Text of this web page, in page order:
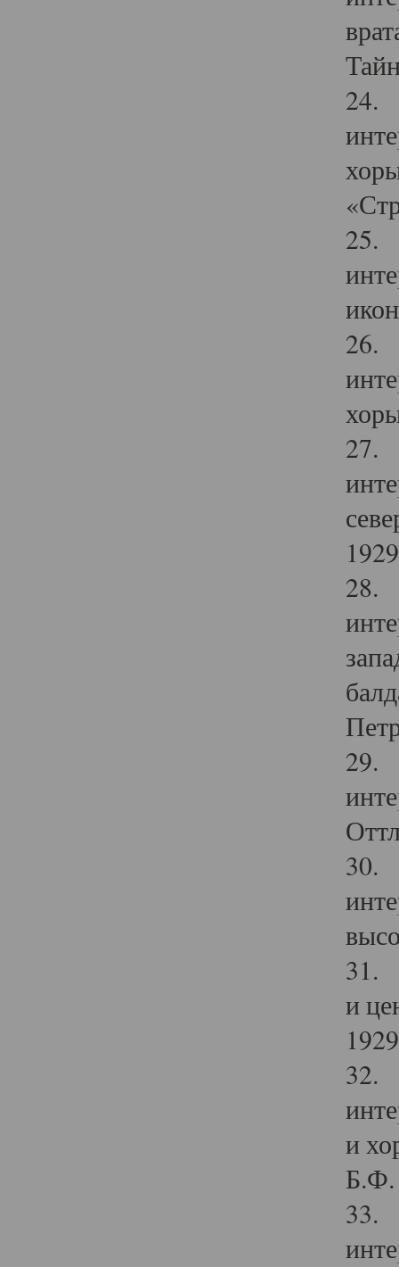
24.
25.
26.
27.
28.
29.
30.
31.
и
32.
и
Б.Ф.
33.